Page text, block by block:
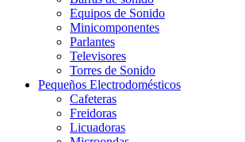
Equipos de Sonido
Minicomponentes
Parlantes
Televisores
Torres de Sonido
Pequeños Electrodomésticos
Cafeteras
Freidoras
Licuadoras